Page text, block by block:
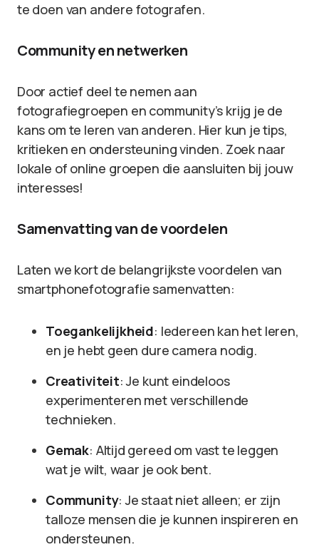
te doen van andere fotografen.
Community en netwerken
Door actief deel te nemen aan
fotografiegroepen en community’s krijg je de
kans om te leren van anderen. Hier kun je tips,
kritieken en ondersteuning vinden. Zoek naar
lokale of online groepen die aansluiten bij jouw
interesses!
Samenvatting van de voordelen
Laten we kort de belangrijkste voordelen van
smartphonefotografie samenvatten:
Toegankelijkheid: Iedereen kan het leren,
en je hebt geen dure camera nodig.
Creativiteit: Je kunt eindeloos
experimenteren met verschillende
technieken.
Gemak: Altijd gereed om vast te leggen
wat je wilt, waar je ook bent.
Community: Je staat niet alleen; er zijn
talloze mensen die je kunnen inspireren en
ondersteunen.